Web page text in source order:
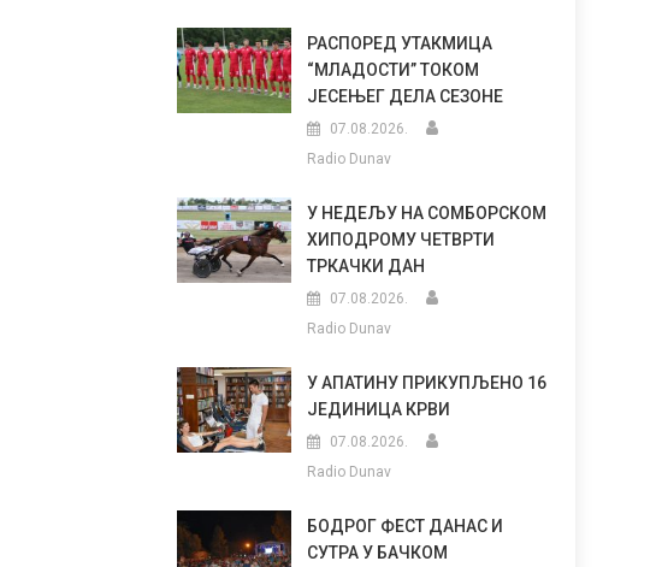
РАСПОРЕД УТАКМИЦА
“МЛАДОСТИ” ТОКОМ
ЈЕСЕЊЕГ ДЕЛА СЕЗОНЕ
07.08.2026.
Radio Dunav
У НЕДЕЉУ НА СОМБОРСКОМ
ХИПОДРОМУ ЧЕТВРТИ
ТРКАЧКИ ДАН
07.08.2026.
Radio Dunav
У АПАТИНУ ПРИКУПЉЕНО 16
ЈЕДИНИЦА КРВИ
07.08.2026.
Radio Dunav
БОДРОГ ФЕСТ ДАНАС И
СУТРА У БАЧКОМ